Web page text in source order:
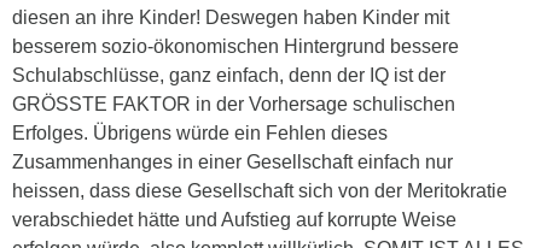
diesen an ihre Kinder! Deswegen haben Kinder mit
besserem sozio-ökonomischen Hintergrund bessere
Schulabschlüsse, ganz einfach, denn der IQ ist der
GRÖSSTE FAKTOR in der Vorhersage schulischen
Erfolges. Übrigens würde ein Fehlen dieses
Zusammenhanges in einer Gesellschaft einfach nur
heissen, dass diese Gesellschaft sich von der Meritokratie
verabschiedet hätte und Aufstieg auf korrupte Weise